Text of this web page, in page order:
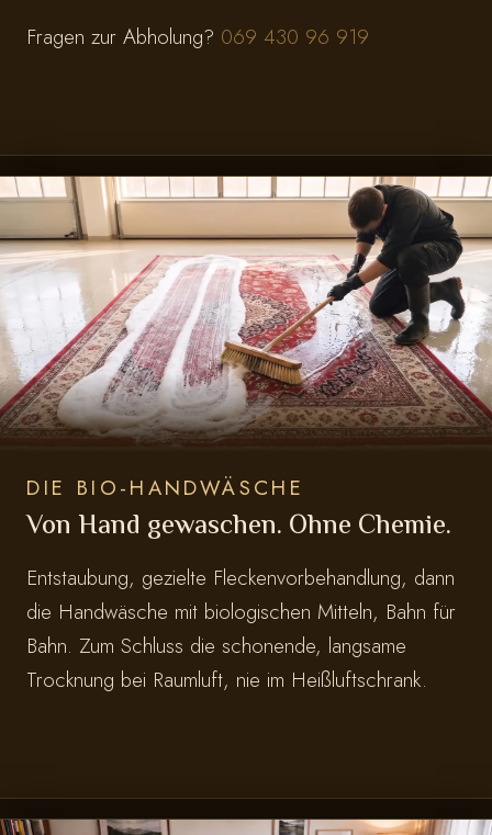
Fragen zur Abholung? 069 430 96 919
DIE BIO-HANDWÄSCHE
Von Hand gewaschen. Ohne Chemie.
Entstaubung, gezielte Fleckenvorbehandlung, dann
die Handwäsche mit biologischen Mitteln, Bahn für
Bahn. Zum Schluss die schonende, langsame
Trocknung bei Raumluft, nie im Heißluftschrank.